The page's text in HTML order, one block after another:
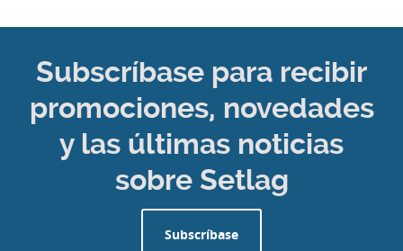
Subscríbase para recibir
promociones, novedades
y las últimas noticias
sobre Setlag
Subscríbase